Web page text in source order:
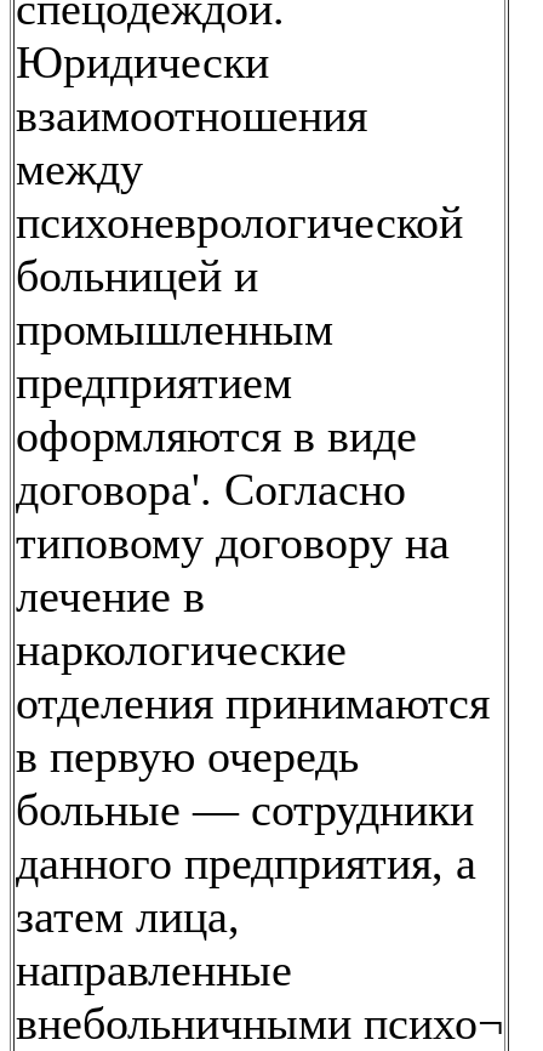
Юридически
взаимоотношения
между
психоневрологической
больницей и
промышленным
предприятием
оформляются в виде
договора'. Согласно
типовому договору на
лечение в
наркологические
отделения принимаются
в первую очередь
больные — сотрудники
данного предприятия, а
затем лица,
направленные
внебольничными психо¬